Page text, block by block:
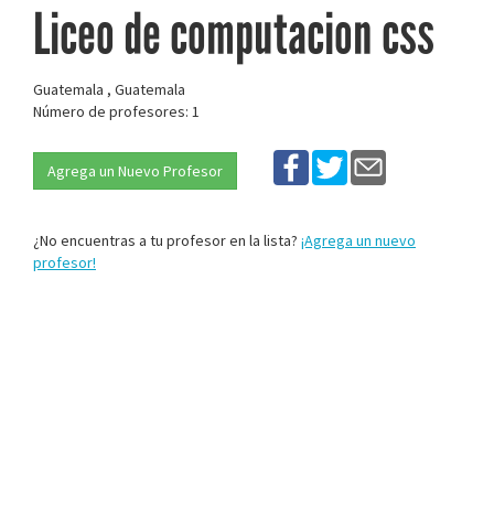
Liceo de computacion css
Guatemala , Guatemala
Número de profesores: 1
Agrega un Nuevo Profesor
¿No encuentras a tu profesor en la lista? ¡Agrega un nuevo
profesor!